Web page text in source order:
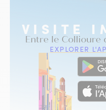
VISITE
Entre le Collioure
EXPLORER